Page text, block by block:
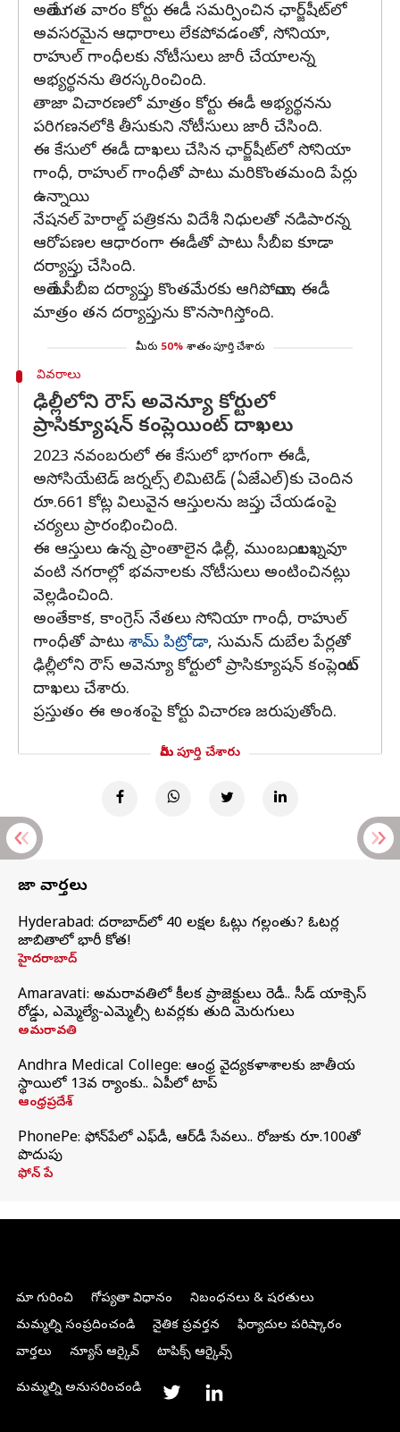
అయితే గత వారం కోర్టు ఈడీ సమర్పించిన ఛార్జ్‌షీట్‌లో
అవసరమైన ఆధారాలు లేకపోవడంతో, సోనియా,
రాహుల్‌ గాంధీలకు నోటీసులు జారీ చేయాలన్న
అభ్యర్థనను తిరస్కరించింది.
తాజా విచారణలో మాత్రం కోర్టు ఈడీ అభ్యర్థనను
పరిగణనలోకి తీసుకుని నోటీసులు జారీ చేసింది.
ఈ కేసులో ఈడీ దాఖలు చేసిన ఛార్జ్‌షీట్‌లో సోనియా
గాంధీ, రాహుల్‌ గాంధీతో పాటు మరికొంతమంది పేర్లు
ఉన్నాయి.
నేషనల్‌ హెరాల్డ్‌ పత్రికను విదేశీ నిధులతో నడిపారన్న
ఆరోపణల ఆధారంగా ఈడీతో పాటు సీబీఐ కూడా
దర్యాప్తు చేసింది.
అయితే సీబీఐ దర్యాప్తు కొంతమేరకు ఆగిపోయినా, ఈడీ
మాత్రం తన దర్యాప్తును కొనసాగిస్తోంది.
మీరు 50% శాతం పూర్తి చేశారు
వివరాలు
ఢిల్లీలోని రౌస్‌ అవెన్యూ కోర్టులో
ప్రాసిక్యూషన్‌ కంప్లెయింట్‌ దాఖలు
2023 నవంబరులో ఈ కేసులో భాగంగా ఈడీ,
అసోసియేటెడ్‌ జర్నల్స్‌ లిమిటెడ్‌ (ఏజేఎల్‌)కు చెందిన
రూ.661 కోట్ల విలువైన ఆస్తులను జప్తు చేయడంపై
చర్యలు ప్రారంభించింది.
ఈ ఆస్తులు ఉన్న ప్రాంతాలైన ఢిల్లీ, ముంబయి, లఖ్నవూ
వంటి నగరాల్లో భవనాలకు నోటీసులు అంటించినట్లు
వెల్లడించింది.
అంతేకాక, కాంగ్రెస్‌ నేతలు సోనియా గాంధీ, రాహుల్‌
గాంధీతో పాటు శామ్‌ పిట్రోడా, సుమన్‌ దుబేల పేర్లతో
ఢిల్లీలోని రౌస్‌ అవెన్యూ కోర్టులో ప్రాసిక్యూషన్‌ కంప్లెయింట్‌
దాఖలు చేశారు.
ప్రస్తుతం ఈ అంశంపై కోర్టు విచారణ జరుపుతోంది.
మీరు పూర్తి చేశారు
తాజా వార్తలు
Hyderabad: హైదరాబాద్‌లో 40 లక్షల ఓట్లు గల్లంతు? ఓటర్ల
జాబితాలో భారీ కోత!
హైదరాబాద్
Amaravati: అమరావతిలో కీలక ప్రాజెక్టులు రెడీ.. సీడ్‌ యాక్సెస్‌
రోడ్డు, ఎమ్మెల్యే-ఎమ్మెల్సీ టవర్లకు తుది మెరుగులు
అమరావతి
Andhra Medical College: ఆంధ్ర వైద్యకళాశాలకు జాతీయ
స్థాయిలో 13వ ర్యాంకు.. ఏపీలో టాప్
ఆంధ్రప్రదేశ్
PhonePe: ఫోన్‌పేలో ఎఫ్‌డీ, ఆర్‌డీ సేవలు.. రోజుకు రూ.100తో
పొదుపు
ఫోన్‌ పే
మా గురించి గోప్యతా విధానం
నిబంధనలు & షరతులు
మమ్మల్ని సంప్రదించండి
నైతిక ప్రవర్తన
ఫిర్యాదుల పరిష్కారం
వార్తలు
న్యూస్ ఆర్కైవ్ టాపిక్స్ ఆర్కైవ్స్
మమ్మల్ని అనుసరించండి